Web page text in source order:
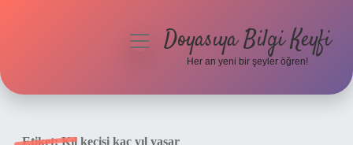
menüyüDoyasıya Bilgi Keyfi
Her an yeni bir şeyler öğren!
Etiket:Kıl keçisi kaç yıl yaşar